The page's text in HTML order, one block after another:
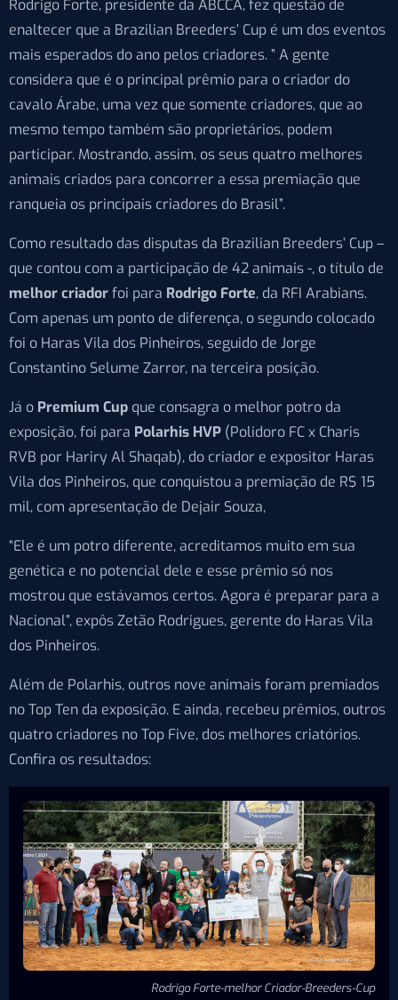
Rodrigo Forte, presidente da ABCCA, fez questão de
enaltecer que a Brazilian Breeders’ Cup é um dos eventos
mais esperados do ano pelos criadores. ” A gente
considera que é o principal prêmio para o criador do
cavalo Árabe, uma vez que somente criadores, que ao
mesmo tempo também são proprietários, podem
participar. Mostrando, assim, os seus quatro melhores
animais criados para concorrer a essa premiação que
ranqueia os principais criadores do Brasil”.
Como resultado das disputas da Brazilian Breeders’ Cup –
que contou com a participação de 42 animais -, o título de
melhor criadorfoi para Rodrigo Forte, da RFI Arabians.
Com apenas um ponto de diferença, o segundo colocado
foi o Haras Vila dos Pinheiros, seguido de Jorge
Constantino Selume Zarror, na terceira posição.
Já o Premium Cup que consagra o melhor potro da
exposição, foi para Polarhis HVP (Polidoro FC x Charis
RVB por Hariry Al Shaqab), do criador e expositor Haras
Vila dos Pinheiros, que conquistou a premiação de R$ 15
mil, com apresentação de Dejair Souza,
“Ele é um potro diferente, acreditamos muito em sua
genética e no potencial dele e esse prêmio só nos
mostrou que estávamos certos. Agora é preparar para a
Nacional”, expôs Zetão Rodrigues, gerente do Haras Vila
dos Pinheiros.
Além de Polarhis, outros nove animais foram premiados
no Top Ten da exposição. E ainda, recebeu prêmios, outros
quatro criadores no Top Five, dos melhores criatórios.
Confira os resultados:
Rodrigo Forte-melhor Criador-Breeders-Cup